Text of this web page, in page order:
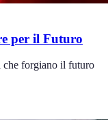
per il Futuro
che forgiano il futuro